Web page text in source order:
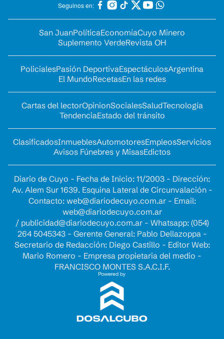
Seguinos en:
San JuanPolíticaEconomíaCuyo Minero
Suplemento VerdeRevista OH
PolicialesPasión DeportivaEspectáculosArgentina
El MundoRecetasEn las redes
Cartas del lectorOpinionSocialesSaludTecnología
TendenciaEstado del tránsito
ClasificadosInmueblesAutomotoresEmpleosServicios
Avisos Fúnebres y MisasEdictos
Diario de Cuyo - Fecha de Inicio: 11/2003 - Dirección:
Av. Alem Sur 1639. Esquina Lateral de Circunvalación -
Contacto: web@diariodecuyo.com.ar- Email:
web@diariodecuyo.com.ar
/ publicidad@diariodecuyo.com.ar- Whatsapp: (054)
264 5045343 - Gerente General: Pablo Dellazoppa -
Secretario de Redacción: Diego Castillo - Editor Web:
Mario Romero - Empresa propietaria del medio -
FRANCISCO MONTES S.A.C.I.F.